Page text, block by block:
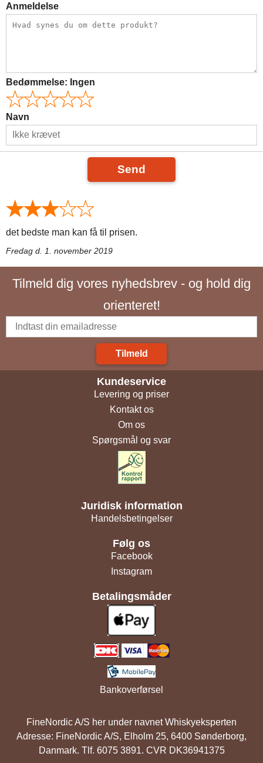
Anmeldelse
Bedømmelse: Ingen
Navn
Send
det bedste man kan få til prisen.
Fredag d. 1. november 2019
Tilmeld dig vores nyhedsbrev - og hold dig
orienteret!
Tilmeld
Kundeservice
Levering og priser
Kontakt os
Om os
Spørgsmål og svar
Juridisk information
Handelsbetingelser
Følg os
Facebook
Instagram
Betalingsmåder
Bankoverførsel
FineNordic A/S her under navnet Whiskyeksperten
Adresse: FineNordic A/S, Elholm 25, 6400 Sønderborg,
Danmark. Tlf. 6075 3891. CVR DK36941375